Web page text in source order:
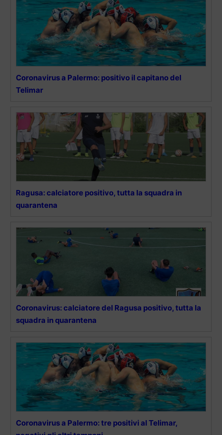
Coronavirus a Palermo: positivo il capitano del
Telimar
Ragusa: calciatore positivo, tutta la squadra in
quarantena
Coronavirus: calciatore del Ragusa positivo, tutta la
squadra in quarantena
Coronavirus a Palermo: tre positivi al Telimar,